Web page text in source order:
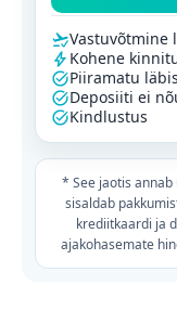
Vastuvõtmine
Kohene
Piiramatu
Deposiiti ei
Kindlustus
* See jaotis
sisaldab
krediitkaardi ja
ajakohasemate